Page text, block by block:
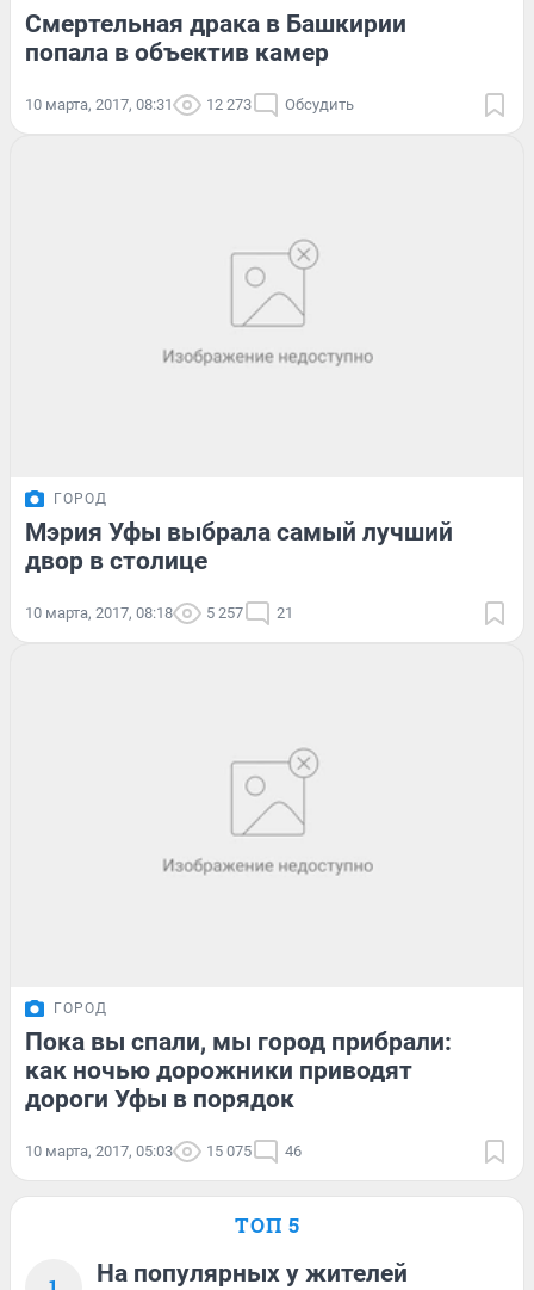
Смертельная драка в Башкирии
попала в объектив камер
10 марта, 2017, 08:31 12 273 Обсудить
ГОРОД
Мэрия Уфы выбрала самый лучший
двор в столице
10 марта, 2017, 08:18 5 257 21
ГОРОД
Пока вы спали, мы город прибрали:
как ночью дорожники приводят
дороги Уфы в порядок
10 марта, 2017, 05:03 15 075 46
ТОП 5
На популярных у жителей